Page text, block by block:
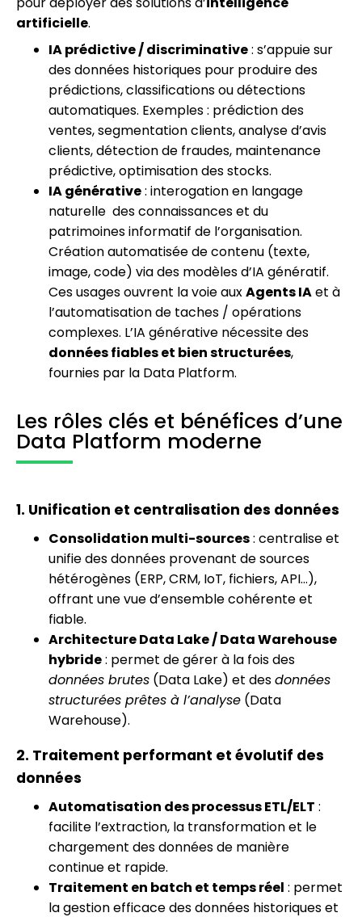
artificielle.
IA prédictive / discriminative: s’appuie sur
des données historiques pour produire des
prédictions, classifications ou détections
automatiques. Exemples : prédiction des
ventes, segmentation clients, analyse d’avis
clients, détection de fraudes, maintenance
prédictive, optimisation des stocks.
IA générative: interogation en langage
naturelle des connaissances et du
patrimoines informatif de l’organisation.
Création automatisée de contenu (texte,
image, code) via des modèles d’IA génératif.
Ces usages ouvrent la voie auxAgents IAet à
l’automatisation de taches / opérations
complexes. L’IA générative nécessite des
données fiables et bien structurées,
fournies par la Data Platform.
Les rôles clés et bénéfices d’une
Data Platform moderne
1. Unification et centralisation des données
Consolidation multi-sources: centralise et
unifie des données provenant de sources
hétérogènes (ERP, CRM, IoT, fichiers, API…),
offrant une vue d’ensemble cohérente et
fiable.
Architecture Data Lake / Data Warehouse
hybride: permet de gérer à la fois des
données brutes (Data Lake) et desdonnées
structurées prêtes à l’analyse (Data
Warehouse).
2. Traitement performant et évolutif des
données
Automatisation des processus ETL/ELT :
facilite l’extraction, la transformation et le
chargement des données de manière
continue et rapide.
Traitement en batch et temps réel : permet
la gestion efficace des données historiques et